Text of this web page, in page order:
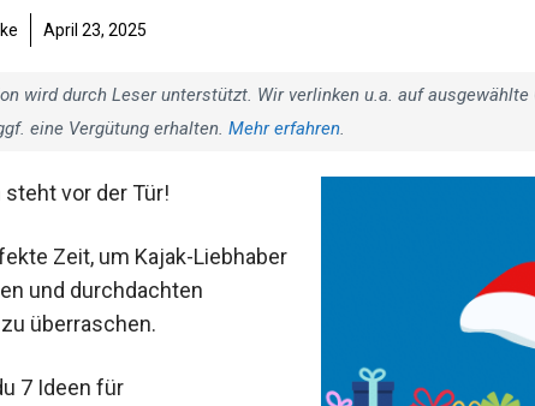
April 23, 2025
wird durch Leser unterstützt. Wir verlinken u.a. auf ausgewählte
eine Vergütung erhalten. Mehr erfahren.
vor der Tür!
Zeit, um Kajak-Liebhaber
und durchdachten
überraschen.
7 Ideen für